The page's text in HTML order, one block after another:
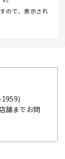
ので、表示され
舗までお問